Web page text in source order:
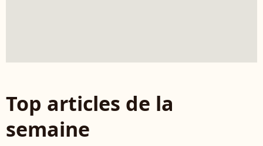
Top articles de la
semaine